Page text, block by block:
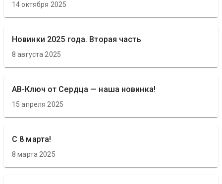
14 октября 2025
Новинки 2025 года. Вторая часть
8 августа 2025
АВ-Ключ от Сердца — наша новинка!
15 апреля 2025
С 8 марта!
8 марта 2025